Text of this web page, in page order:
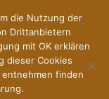
die Nutzung der
Drittanbietern
mit OK erklären
dieser Cookies
finden